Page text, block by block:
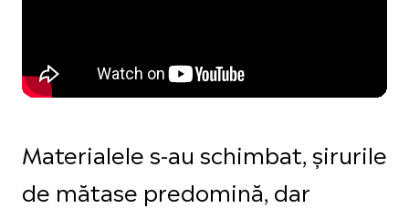
Materialele s-au schimbat, șirurile
de mătase predomină, dar